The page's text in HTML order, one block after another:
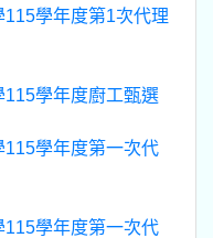
學年度第1次代理
學年度廚工甄選
學年度第一次代
學年度第一次代